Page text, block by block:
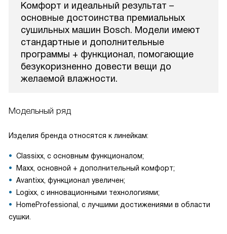
Комфорт и идеальный результат –
основные достоинства премиальных
сушильных машин Bosch. Модели имеют
стандартные и дополнительные
программы + функционал, помогающие
безукоризненно довести вещи до
желаемой влажности.
Модельный ряд
Изделия бренда относятся к линейкам:
Classixx, с основным функционалом;
Maxx, основной + дополнительный комфорт;
Avantixx, функционал увеличен;
Logixx, с инновационными технологиями;
HomeProfessional, с лучшими достижениями в области
сушки.